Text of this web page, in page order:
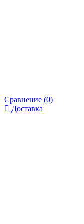
Сравнение (0)
Доставка